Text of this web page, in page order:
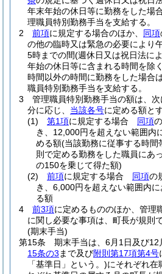
年末年始の休日等に勤務をした場
理職員特別勤務手当を支給する。
2
前項に規定する場合のほか、 同項
の他の臨時又は緊急の必要により
5時までの間(週休日又は祝日法に
年始の休日等に含まれる時間を除
時間以外の時間に勤務をした場合
職員特別勤務手当を支給する。
3
管理職員特別勤務手当の額は、次
分に応じ、 当該各号に定める額とす
(1)
第1項に規定する場合 同項
き、12,000円を超えない範囲内
める額(当該勤務に従事する時間
則で定める勤務をした職員にあ
の150を乗じて得た額)
(2)
前項に規定する場合 同項の
き、6,000円を超えない範囲内
る額
4
前3項に定めるもののほか、管理
に関し必要な事項は、町長が規則
(期末手当)
第15条
期末手当は、6月1日及び12
15条の3 まで及び附則第17項第4号
「基準日」という。)にそれぞれ在